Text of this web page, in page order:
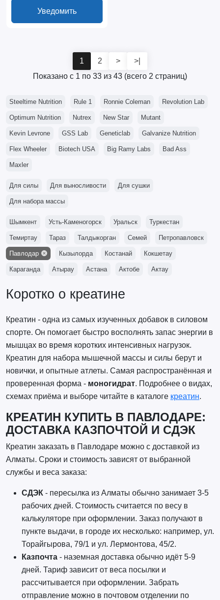
Уведомить
1 2 >
>|
Показано с 1 по 33 из 43 (всего 2 страниц)
Steeltime Nutrition Rule 1 Ronnie Coleman Revolution Lab
Optimum Nutrition Nutrex New Star Mutant
Kevin Levrone GSS Lab Geneticlab Galvanize Nutrition
Flex Wheeler Biotech USA Big Ramy Labs Bad Ass
Maxler
Для силы Для выносливости Для сушки
Для набора массы
Шымкент Усть-Каменогорск Уральск Туркестан
Темиртау Тараз Талдыкорган Семей Петропавловск
Павлодар Кызылорда Костанай Кокшетау
Караганда Атырау Астана Актобе Актау
Коротко о креатине
Креатин - одна из самых изученных добавок в силовом
спорте. Он помогает быстро восполнять запас энергии в
мышцах во время коротких интенсивных нагрузок.
Креатин для набора мышечной массы и силы берут и
новички, и опытные атлеты. Самая распространённая и
проверенная форма - моногидрат. Подробнее о видах,
схемах приёма и выборе читайте в каталоге креатин.
КРЕАТИН КУПИТЬ В ПАВЛОДАРЕ:
ДОСТАВКА КАЗПОЧТОЙ И СДЭК
Креатин заказать в Павлодаре можно с доставкой из
Алматы. Сроки и стоимость зависят от выбранной
службы и веса заказа:
СДЭК- пересылка из Алматы обычно занимает 3-5
рабочих дней. Стоимость считается по весу в
калькуляторе при оформлении. Заказ получают в
пункте выдачи, в городе их несколько: например, ул.
Торайгырова, 79/1 и ул. Лермонтова, 45/2.
Казпочта- наземная доставка обычно идёт 5-9
дней. Тариф зависит от веса посылки и
рассчитывается при оформлении. Забрать
отправление можно в почтовом отделении по